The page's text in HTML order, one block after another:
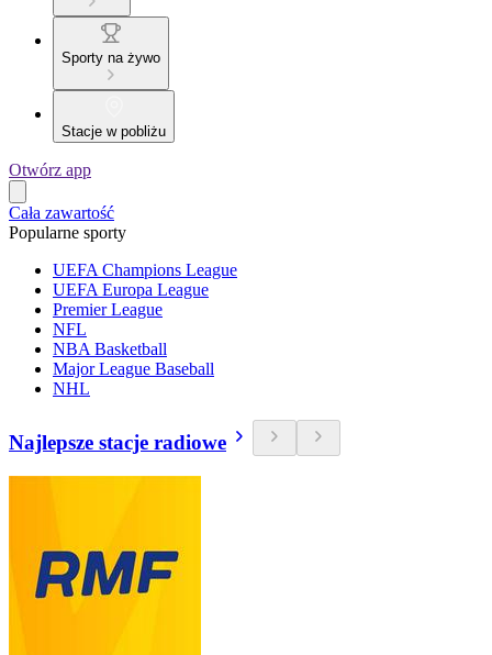
Sporty na żywo
Stacje w pobliżu
Otwórz app
Cała zawartość
Popularne sporty
UEFA Champions League
UEFA Europa League
Premier League
NFL
NBA Basketball
Major League Baseball
NHL
Najlepsze stacje radiowe